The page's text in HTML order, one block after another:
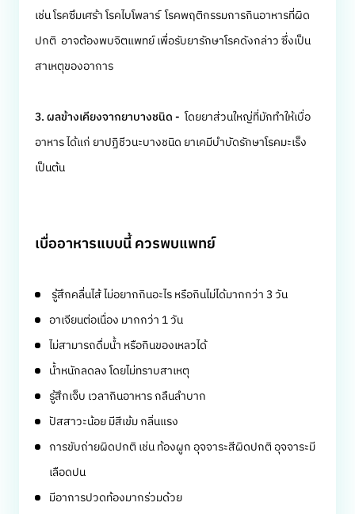
เช่น โรคซึมเศร้า โรคไบโพลาร์ โรคพฤติกรรมการกินอาหารที่ผิด
ปกติ อาจต้องพบจิตแพทย์ เพื่อรับยารักษาโรคดังกล่าว ซึ่งเป็น
สาเหตุของอาการ
3. ผลข้างเคียงจากยาบางชนิด - โดยยาส่วนใหญ่ที่มักทำให้เบื่อ
อาหาร ได้แก่ ยาปฏิชีวนะบางชนิด ยาเคมีบำบัดรักษาโรคมะเร็ง
เป็นต้น
เบื่ออาหารแบบนี้ ควรพบแพทย์
รู้สึกคลื่นไส้ ไม่อยากกินอะไร หรือกินไม่ได้มากกว่า 3 วัน
อาเจียนต่อเนื่อง มากกว่า 1 วัน
ไม่สามารถดื่มน้ำ หรือกินของเหลวได้
น้ำหนักลดลง โดยไม่ทราบสาเหตุ
รู้สึกเจ็บ เวลากินอาหาร กลืนลำบาก
ปัสสาวะน้อย มีสีเข้ม กลิ่นแรง
การขับถ่ายผิดปกติ เช่น ท้องผูก อุจจาระสีผิดปกติ อุจจาระมี
เลือดปน
มีอาการปวดท้องมากร่วมด้วย